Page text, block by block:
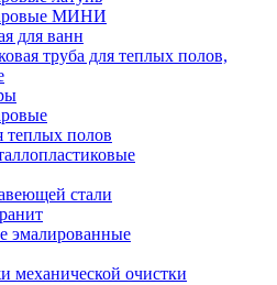
МИНИ
для ванн
труба для теплых полов,
теплых полов
стали
эмалированные
механической очистки